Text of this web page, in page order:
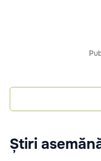
Știri